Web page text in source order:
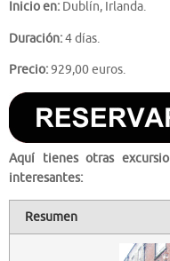
Inicio en: Dublín, Irlanda.
Duración:4 días.
Precio:929,00 euros.
Aquí tienes otras
interesantes:
Resumen